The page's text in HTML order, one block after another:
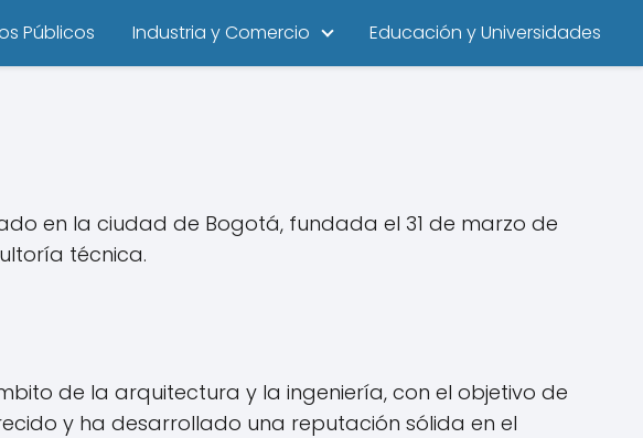
Públicos Industria y Comercio Educación y Universidades
en la ciudad de Bogotá, fundada el 31 de marzo de
técnica.
de la arquitectura y la ingeniería, con el objetivo de
y ha desarrollado una reputación sólida en el